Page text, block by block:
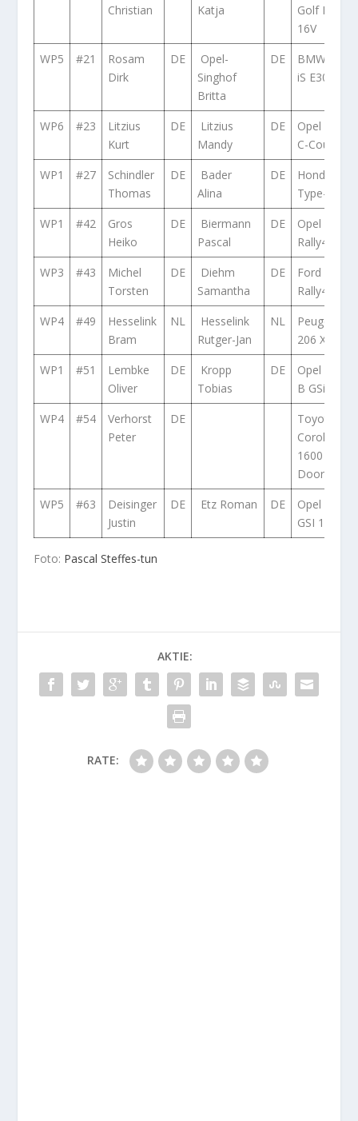
Christian
Katja
Golf II GTi
16V
WP5
#21
Rosam
Dirk
DE
Opel-
Singhof
Britta
DE
BMW 320
iS E30
WP6 #23
Litzius
Kurt
DE
Litzius
Mandy
DE
Opel
C-Coupé
WP1
#27
Schindler
Thomas
DE
Bader
Alina
DE
Honda Civic
Type-R EP3
WP1
#42
Gros
Heiko
DE
Biermann
Pascal
DE
Opel Corsa
Rally4
WP3
#43
Michel
Torsten
DE
Diehm
Samantha
DE
Ford Fiesta
Rally4
WP4
#49
Hesselink
Bram
NL
Hesselink
Rutger-Jan
NL
Peugeot
206 XS
WP1
#51
Lembke
Oliver
DE
Kropp
Tobias
DE
Opel Corsa
B GSi
WP4
#54
Verhorst
Peter
DE
Toyota
Corolla
1600 GT 2
Door AE86
WP5
#63
Deisinger
Justin
DE Etz Roman DE
Opel
GSI 16V
Foto: Pascal Steffes-tun
AKTIE:
RATE: